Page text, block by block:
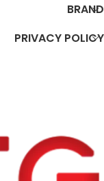
BRAND
PRIVACY POLICY